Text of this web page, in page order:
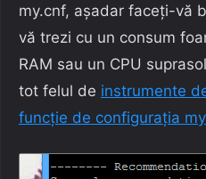
my.cnf, așadar faceți-vă
vă trezi cu un consum
RAM sau un CPU
tot felul de instrumente
funcție de configurația